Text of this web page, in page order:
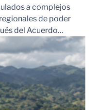
a complejos
de poder
del Acuerdo…